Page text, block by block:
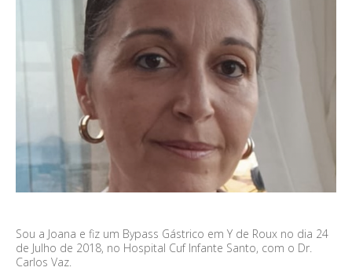
Sou a Joana e fiz um Bypass Gástrico em Y de Roux no dia 24
de Julho de 2018, no Hospital Cuf Infante Santo, com o Dr.
Carlos Vaz.